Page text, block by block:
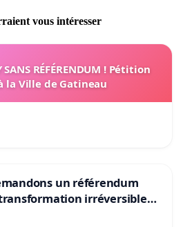
vous intéresser
SANS RÉFÉRENDUM ! Pétition
la Ville de Gatineau
un référendum
irréversible